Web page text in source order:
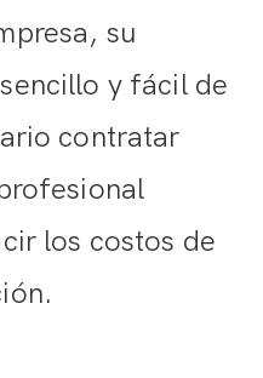
su
y fácil de
contratar
los costos de